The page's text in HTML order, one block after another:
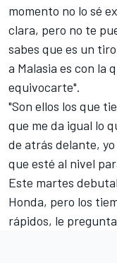
momento no lo sé
clara, pero no te
sabes que es un
a Malasia es con la
equivocarte".
"Son ellos los que
que me da igual lo
de atrás delante,
que esté al nivel
Este martes
Honda, pero los
rápidos, le